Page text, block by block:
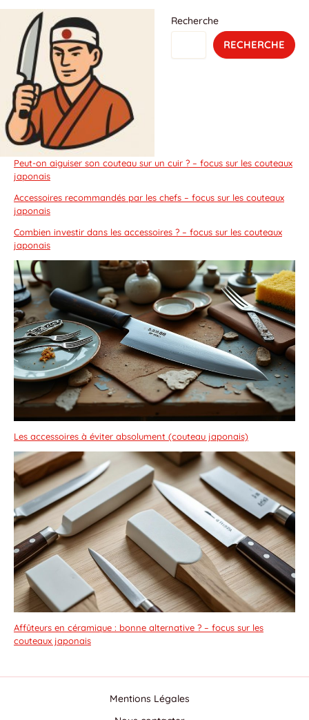
Recherche
RECHERCHE
Peut-on aiguiser son couteau sur un cuir ? – focus sur les couteaux
japonais
Accessoires recommandés par les chefs – focus sur les couteaux
japonais
Combien investir dans les accessoires ? – focus sur les couteaux
japonais
Les accessoires à éviter absolument (couteau japonais)
Affûteurs en céramique : bonne alternative ? – focus sur les
couteaux japonais
Mentions Légales